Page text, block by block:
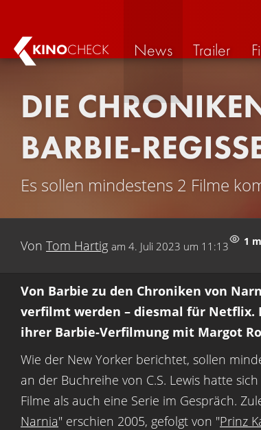
KINOCHECK News Trailer
DIE
BARBIE-
Es sollen mindestens 2 Filme
Von Tom Hartig am 4. Juli 2023 um 11:13 1
Von Barbie zu den Chroniken von
verfilmt werden – diesmal für Netflix.
ihrer Barbie-Verfilmung mit Margot
Wie der New Yorker berichtet, sollen
an der Buchreihe von C.S. Lewis hatte
Filme als auch eine Serie im Gespräch.
Narnia" erschien 2005, gefolgt von "Prinz